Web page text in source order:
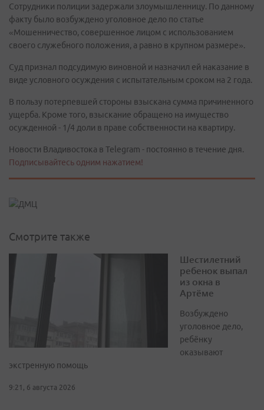
Сотрудники полиции задержали злоумышленницу. По данному
факту было возбуждено уголовное дело по статье
«Мошенничество, совершенное лицом с использованием
своего служебного положения, а равно в крупном размере».
Суд признал подсудимую виновной и назначил ей наказание в
виде условного осуждения с испытательным сроком на 2 года.
В пользу потерпевшей стороны взыскана сумма причиненного
ущерба. Кроме того, взыскание обращено на имущество
осужденной - 1/4 доли в праве собственности на квартиру.
Новости Владивостока в Telegram - постоянно в течение дня.
Подписывайтесь одним нажатием!
Смотрите также
Шестилетний
ребенок выпал
из окна в
Артёме
Возбуждено
уголовное дело,
ребёнку
оказывают
экстренную помощь
9:21, 6 августа 2026